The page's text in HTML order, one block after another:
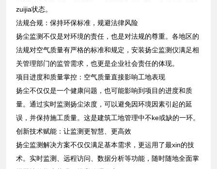
zuijia状态。
法规合规：保持环保标准，规避法律风险
扬尘监测不仅是对环境的责任，也是对法规的尊重。各地区的
法规对空气质量有严格的标准和规定，安装扬尘监测仪满足相
关管理部门的监管需求，也更是企业社会责任的体现。
项目进度和质量掌控：空气质量直接影响工地表现
扬尘不仅仅是一个健康问题，也可能影响到项目的进度和质
量。通过实时监测扬尘浓度，可以避免因环境因素引起的延
误，并保持施工质量。这是建筑工地管理中不ke或缺的一环。
创新技术赋能：让监测更智慧、更高效
扬尘监测解决方案不仅仅满足基本需求，更运用了最xin的技
术。实时监测、远程访问、数据分析等功能，随时随地全面掌